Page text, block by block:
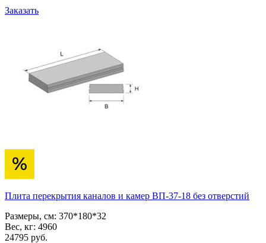
Заказать
Плита перекрытия каналов и камер ВП-37-18 без отверстий
Размеры, см: 370*180*32
Вес, кг: 4960
24795 pуб.